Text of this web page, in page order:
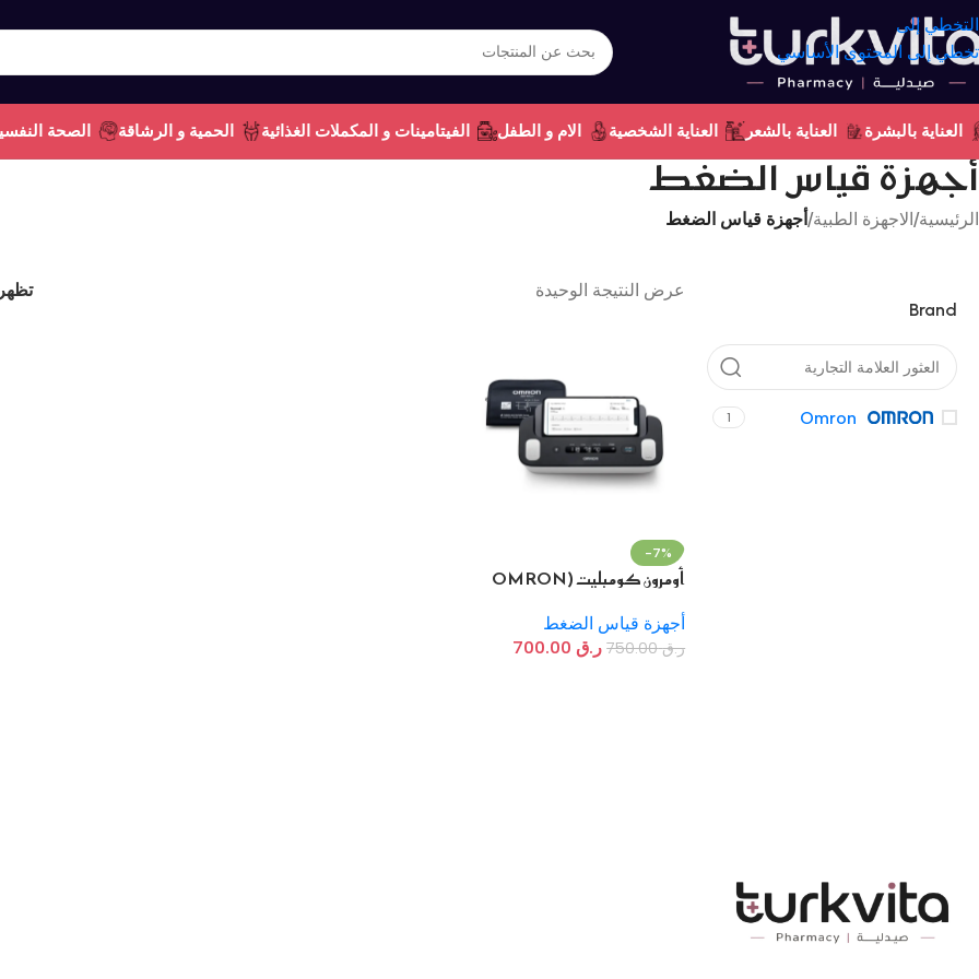
التخطي إلى
تخطي إلى المحتوى الأساسي
العناية بالبشرة العناية بالشعر العناية الشخصية الام و الطفل الفيتامينات و المكملات الغذائية الحمية و الرشاقة الصحة
أجهزة قياس الضغط
الرئيسية/الاجهزة الطبية/أجهزة قياس الضغط
Brand
Omron
1
عرض النتيجة الوحيدة تظهر
-7%
أومرون كومبليت (OMRON
جهاز واحد
أجهزة قياس الضغط
ر.ق750.00 ر.ق